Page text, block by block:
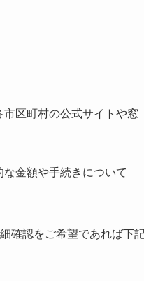
区町村の公式サイトや窓
金額や手続きについて
確認をご希望であれば下